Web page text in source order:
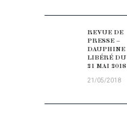
Previous post:
REVUE DE
PRESSE –
DAUPHINE
LIBÉRÉ DU
21 MAI 2018
21/05/2018